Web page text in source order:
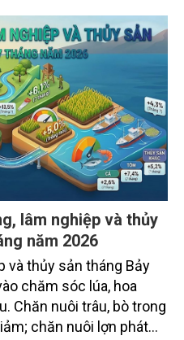
lâm nghiệp và thủy
năm 2026
và thủy sản tháng Bảy
chăm sóc lúa, hoa
Chăn nuôi trâu, bò trong
chăn nuôi lợn phát